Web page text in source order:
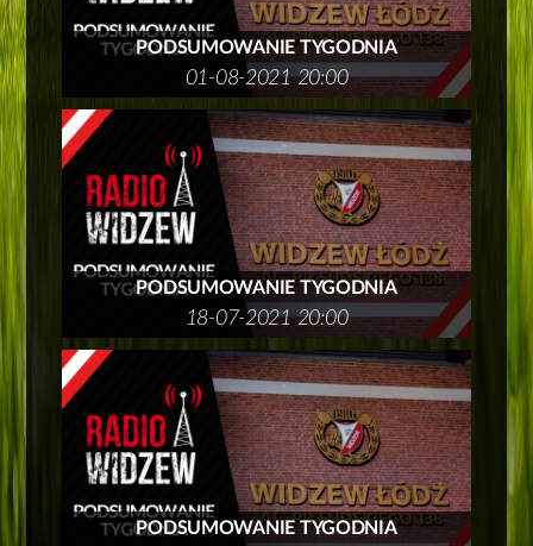
PODSUMOWANIE TYGODNIA
01-08-2021 20:00
PODSUMOWANIE TYGODNIA
18-07-2021 20:00
PODSUMOWANIE TYGODNIA